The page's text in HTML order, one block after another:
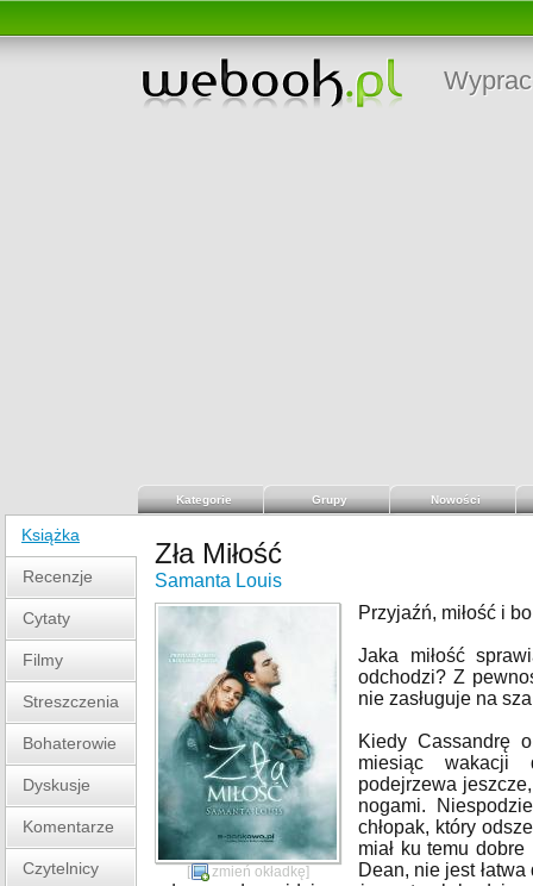
Kategorie Grupy Nowości
Książka
Recenzje
Cytaty
Filmy
Streszczenia
Bohaterowie
Dyskusje
Komentarze
Czytelnicy
Zła Miłość
Samanta Louis
[ zmień okładkę]
Przyjaźń, miłość i
Jaka miłość
odchodzi? Z
nie zasługuje na
Kiedy Cassandrę
miesiąc wakacji
podejrzewa
nogami.
chłopak, który
miał ku temu
Dean, nie jest